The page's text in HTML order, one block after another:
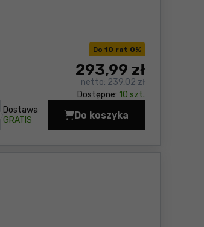
Do 10 rat 0%
293,99 zł
netto: 239,02 zł
Dostępne: 10 szt.
Dostawa
GRATIS
Do koszyka
Przedłużacz